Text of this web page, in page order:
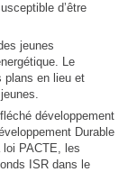
d’être
jeunes
Le
plans en lieu et
développement
Durable
loi PACTE, les
ISR dans le